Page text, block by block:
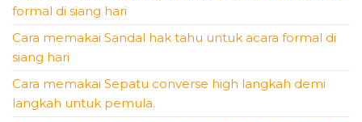
formal di siang hari
Cara memakai Sandal hak tahu untuk acara formal di
siang hari
Cara memakai Sepatu converse high langkah demi
langkah untuk pemula.